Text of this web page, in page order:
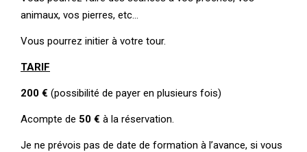
animaux, vos pierres, etc…
Vous pourrez initier à votre tour.
TARIF
200 € (possibilité de payer en plusieurs fois)
Acompte de 50 € à la réservation.
Je ne prévois pas de date de formation à l’avance, si vous